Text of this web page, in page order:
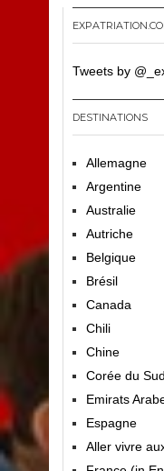
Tweets by
DESTINATIONS
Allemagne
Argentine
Australie
Autriche
Belgique
Brésil
Canada
Chili
Chine
Corée du Sud
Emirats
Espagne
Aller vivre